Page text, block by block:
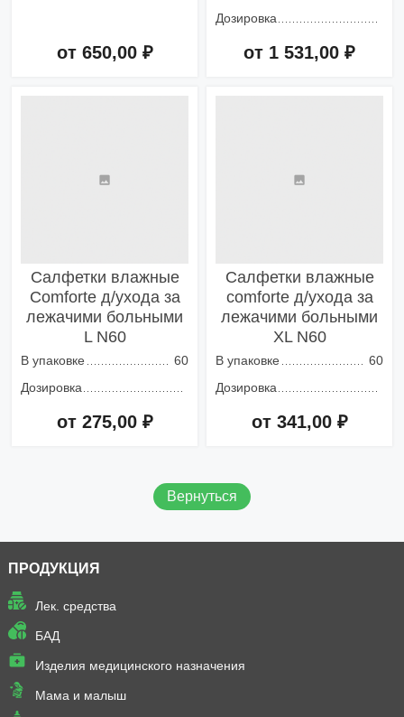
от 650,00 ₽
Дозировка
от 1 531,00 ₽
Салфетки влажные
Comforte д/ухода за
лежачими больными
L N60
В упаковке
60
Дозировка
от 275,00 ₽
Салфетки влажные
comforte д/ухода за
лежачими больными
XL N60
В упаковке
60
Дозировка
от 341,00 ₽
Вернуться
ПРОДУКЦИЯ
Лек. средства
БАД
Изделия медицинского назначения
Мама и малыш